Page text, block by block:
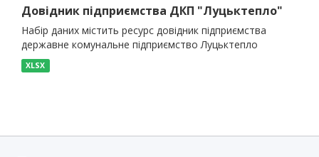
Довідник підприємства ДКП "Луцьктепло"
Набір даних містить ресурс довідник підприємства
державне комунальне підприємство Луцьктепло
XLSX